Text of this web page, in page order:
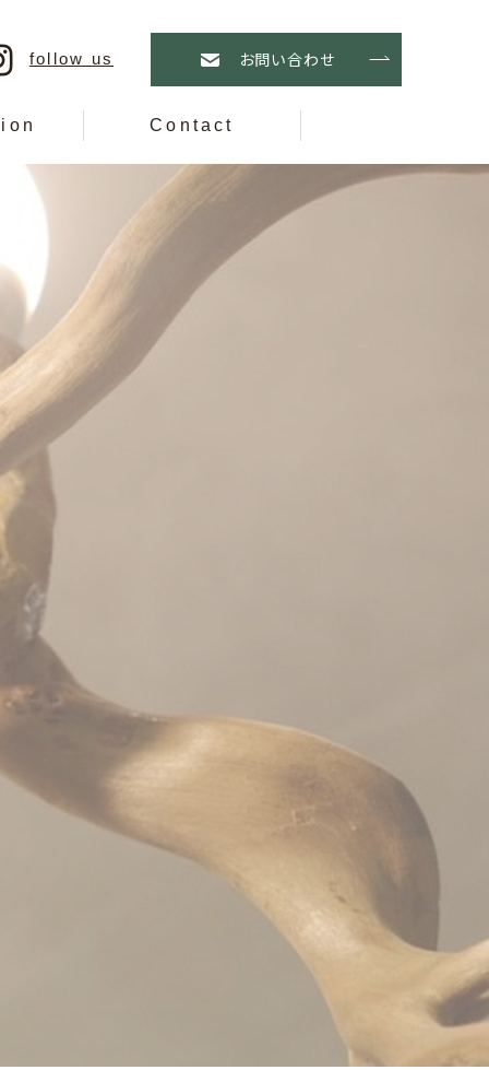
follow us お問い合わせ
Contact